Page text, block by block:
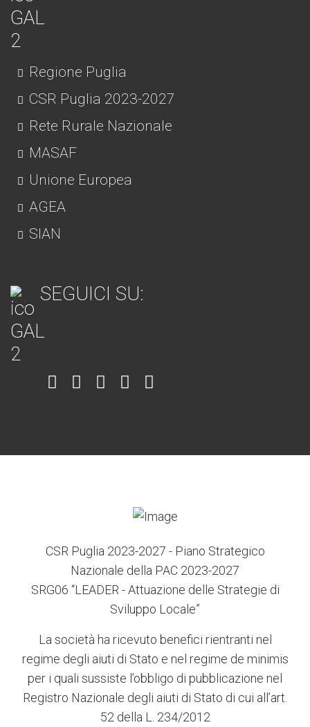
Regione Puglia
CSR Puglia 2023-2027
Rete Rurale Nazionale
MASAF
Unione Europea
AGEA
SIAN
SEGUICI SU:
Item Item Item Item
CSR Puglia 2023-2027 - Piano Strategico
Nazionale della PAC 2023-2027
SRG06 “LEADER - Attuazione delle Strategie di
Sviluppo Locale”
La società ha ricevuto benefici rientranti nel
regime degli aiuti di Stato e nel regime de minimis
per i quali sussiste l’obbligo di pubblicazione nel
Registro Nazionale degli aiuti di Stato di cui all’art.
52 della L. 234/2012